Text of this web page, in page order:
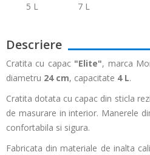
5 L 7 L
Descriere
Cratita cu capac"Elite", marca
diametru 24 cm, capacitate 4 L.
Cratita dotata cu capac din sticla
de masurare in interior. Manerele
confortabila si sigura.
Fabricata din materiale de inalta